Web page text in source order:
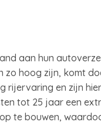
aan hun
zo hoog zijn, komt
rijervaring en zijn
tot 25 jaar een
te bouwen,